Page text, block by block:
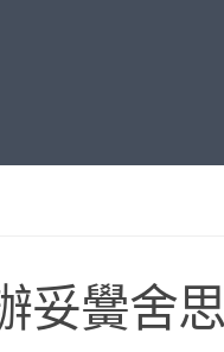
妥黌舍